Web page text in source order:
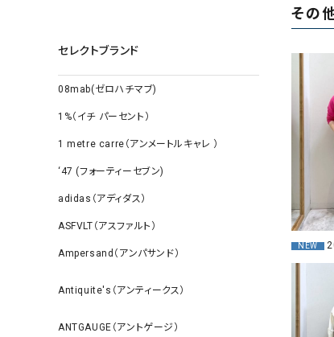
セレクトブランド
08mab(ゼロハチマブ)
1%（イチ パーセント）
1 metre carre（アンメートルキャレ ）
‘47 (フォーティーセブン)
adidas（アディダス）
ASFVLT（アスファルト）
Ampersand（アンパサンド）
Antiquite's（アンティークス）
ANTGAUGE（アントゲージ）
その
NEW